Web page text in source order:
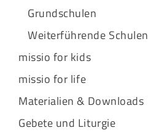
Grundschulen
Weiterführende Schulen
missio for kids
missio for life
Materialien & Downloads
Gebete und Liturgie